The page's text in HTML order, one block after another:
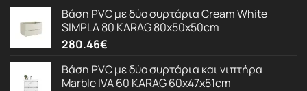
Βάση PVC με δύο συρτάρια Cream White
SIMPLA 80 KARAG 80x50x50cm
280.46€
Βάση PVC με δύο συρτάρια και νιπτήρα
Marble IVA 60 KARAG 60x47x51cm